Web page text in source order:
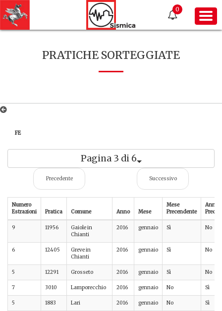
0
PRATICHE SORTEGGIATE
FE
Pagina 3 di 6
Precedente Successivo
Numero
Estrazioni
Pratica Comune Anno Mese
Mese
Precendente
Anno
9 11956
Gaiole in
Chianti
2016 gennaio Sì No
6 12405
Greve in
Chianti
2016 gennaio Sì No
5 12291 Grosseto 2016 gennaio Sì No
7 3010 Lamporecchio 2016 gennaio No Sì
5 1883 Lari 2016 gennaio No Sì